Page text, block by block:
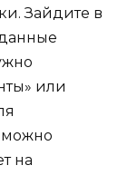
Зайдите в
или
можно
на